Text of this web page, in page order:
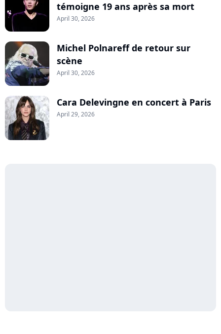
témoigne 19 ans après sa mort
April 30, 2026
Michel Polnareff de retour sur
scène
April 30, 2026
Cara Delevingne en concert à Paris
April 29, 2026